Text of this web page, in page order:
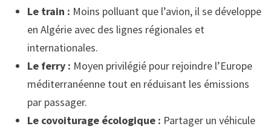
Le train : Moins polluant que l’avion, il se développe
en Algérie avec des lignes régionales et
internationales.
Le ferry : Moyen privilégié pour rejoindre l’Europe
méditerranéenne tout en réduisant les émissions
par passager.
Le covoiturage écologique : Partager un véhicule